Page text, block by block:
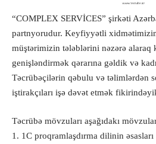
“COMPLEX SERVİCES” şirkəti
partnyorudur. Keyfiyyətli
müştərimizin tələblərini nəzərə alaraq
genişləndirmək qərarına gəldik və
Təcrübəçilərin qəbulu və təlimlərdən
iştirakçıları işə dəvət etmək
Təcrübə mövzuları aşağıdakı
1. 1C proqramlaşdırma dilinin əsasları